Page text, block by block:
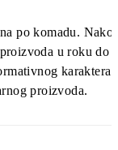
po komadu.
u roku do
karaktera i
proizvoda.